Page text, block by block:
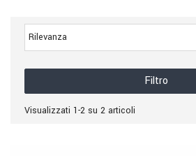
Rilevanza
Filtro
Visualizzati 1-2 su 2 articoli